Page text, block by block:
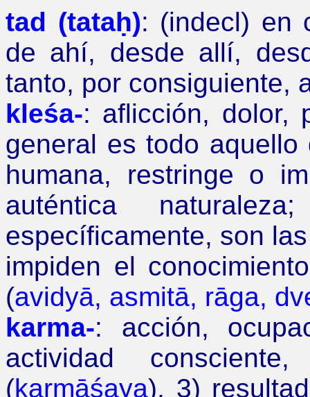
tad (tataḥ): (indecl) en
de ahí, desde allí,
tanto, por consiguiente,
kleśa-: aflicción, dolor,
general es todo
humana, restringe o
auténtica
específicamente, son
impiden el
(avidyā, asmitā, rāga,
karma-: acción,
actividad
(karmāśaya), 3)